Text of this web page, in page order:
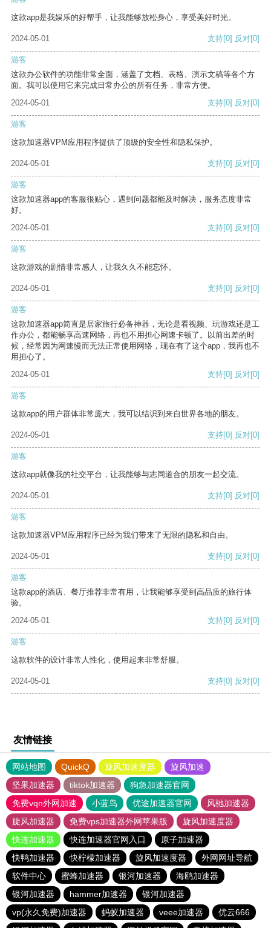
这款app是我娱乐的好帮手，让我能够放松身心，享受美好时光。
2024-05-01 支持[0] 反对[0]
游客
这款办公软件的功能非常全面，涵盖了文档、表格、演示文稿等各个方
面。我可以使用它来完成日常办公的所有任务，非常方便。
2024-05-01
支持[0] 反对[0]
游客
这款加速器VPM应用程序提供了顶级的安全性和隐私保护。
2024-05-01 支持[0] 反对[0]
游客
这款加速器app的客服很贴心，遇到问题都能及时解决，服务态度非常
好。
2024-05-01
支持[0] 反对[0]
游客
这款游戏的剧情非常感人，让我久久不能忘怀。
2024-05-01 支持[0] 反对[0]
游客
这款加速器app简直是居家旅行必备神器，无论是看视频、玩游戏还是工
作办公，都能畅享高速网络，再也不用担心网速卡顿了。以前出差的时
候，经常因为网速慢而无法正常使用网络，现在有了这个app，我再也不
用担心了。
2024-05-01
支持[0] 反对[0]
游客
这款app的用户群体非常庞大，我可以结识到来自世界各地的朋友。
2024-05-01 支持[0] 反对[0]
游客
这款app就像我的社交平台，让我能够与志同道合的朋友一起交流。
2024-05-01 支持[0] 反对[0]
游客
这款加速器VPM应用程序已经为我们带来了无限的隐私和自由。
2024-05-01 支持[0] 反对[0]
游客
这款app的酒店、餐厅推荐非常有用，让我能够享受到高品质的旅行体
验。
2024-05-01
支持[0] 反对[0]
游客
这款软件的设计非常人性化，使用起来非常舒服。
2024-05-01 支持[0] 反对[0]
友情链接
网站地图 QuickQ 旋风加速度器
旋风加速
坚果加速器
tiktok加速器
狗急加速器官网
免费vqn外网加速
小蓝鸟 优途加速器官网
风驰加速器
旋风加速器
免费vps加速器外网苹果版
旋风加速度器
快连加速器
快连加速器官网入口
原子加速器
快鸭加速器
快柠檬加速器 旋风加速度器
外网网址导航
软件中心
蜜蜂加速器 银河加速器
海鸥加速器
银河加速器
hammer加速器
银河加速器
vp(永久免费)加速器
蚂蚁加速器 veee加速器
优云666